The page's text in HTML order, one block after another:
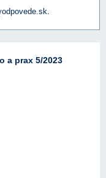
.
a prax 5/2023